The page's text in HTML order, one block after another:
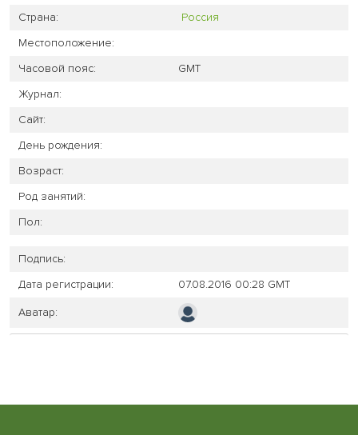
Страна:
Россия
Местоположение:
Часовой пояс:
GMT
Журнал:
Сайт:
День рождения:
Возраст:
Род занятий:
Пол:
Подпись:
Дата регистрации:
07.08.2016 00:28 GMT
Аватар: